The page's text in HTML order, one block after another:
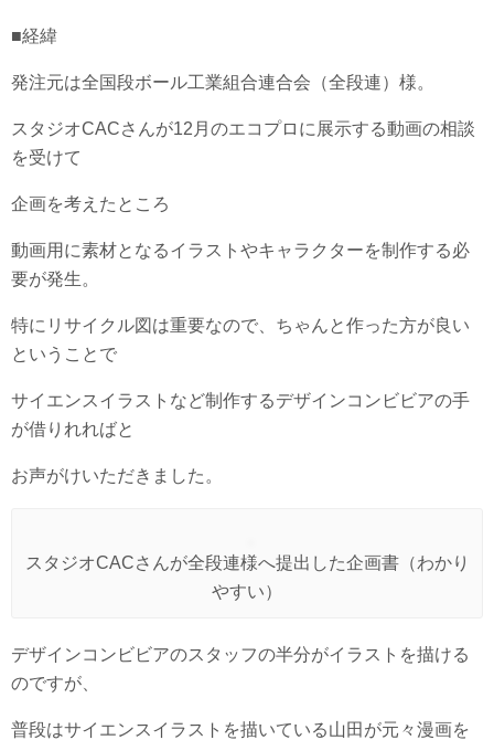
■経緯
発注元は全国段ボール工業組合連合会（全段連）様。
スタジオCACさんが12月のエコプロに展示する動画の相談
を受けて
企画を考えたところ
動画用に素材となるイラストやキャラクターを制作する必
要が発生。
特にリサイクル図は重要なので、ちゃんと作った方が良い
ということで
サイエンスイラストなど制作するデザインコンビビアの手
が借りれればと
お声がけいただきました。
スタジオCACさんが全段連様へ提出した企画書（わかり
やすい）
デザインコンビビアのスタッフの半分がイラストを描ける
のですが、
普段はサイエンスイラストを描いている山田が元々漫画を